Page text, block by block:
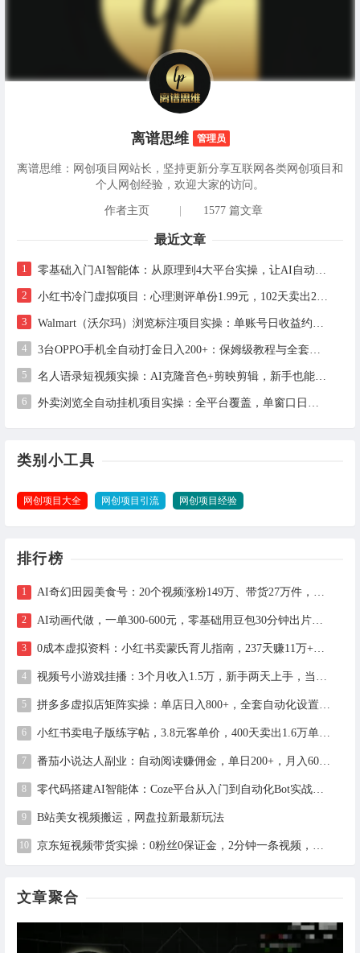
离谱思维 管理员
离谱思维：网创项目网站长，坚持更新分享互联网各类网创项目和
个人网创经验，欢迎大家的访问。
作者主页 1577 篇文章
最近文章
1 零基础入门AI智能体：从原理到4大平台实操，让AI自动干活
2 小红书冷门虚拟项目：心理测评单份1.99元，102天卖出2.4万份，月入1万+
3 Walmart（沃尔玛）浏览标注项目实操：单账号日收益约3美金，电脑可多开
4 3台OPPO手机全自动打金日入200+：保姆级教程与全套工具详解
5 名人语录短视频实操：AI克隆音色+剪映剪辑，新手也能快速起号
6 外卖浏览全自动挂机项目实操：全平台覆盖，单窗口日收益30+，支持批量矩阵多开
类别小工具
网创项目大全 网创项目引流 网创项目经验
排行榜
B站美女视频搬运，网盘拉新最新玩法
文章聚合